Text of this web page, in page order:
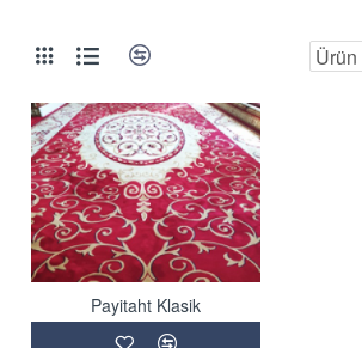
Payitaht Klasik